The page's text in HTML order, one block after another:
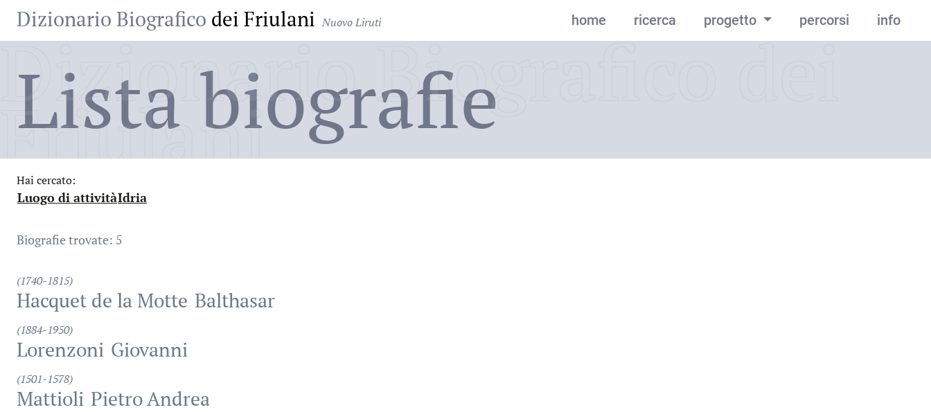
Dizionario Biografico dei Friulani Nuovo Liruti home ricerca progetto percorsi info
Dizionario Biografico dei
Friulani
Lista biografie
Hai cercato:
Luogo di attività
:Idria
Biografie trovate: 5
(1740-1815)
Hacquet de la Motte Balthasar
(1884-1950)
Lorenzoni Giovanni
(1501-1578)
Mattioli Pietro Andrea